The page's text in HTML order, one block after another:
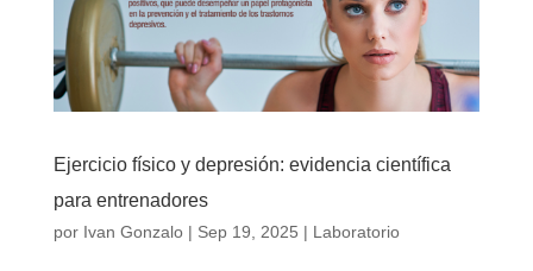
Ejercicio físico y depresión: evidencia científica
para entrenadores
por Ivan Gonzalo| Sep 19, 2025 | Laboratorio